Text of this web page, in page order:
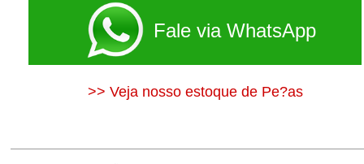
Fale via WhatsApp
>> Veja nosso estoque de Pe?as